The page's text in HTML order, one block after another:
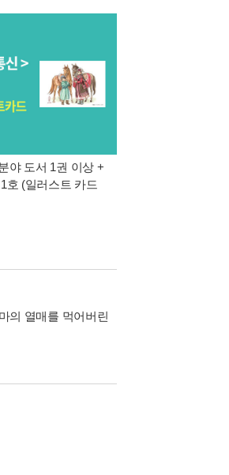
야 도서 1권 이상 +
호 (일러스트 카드
의 열매를 먹어버린